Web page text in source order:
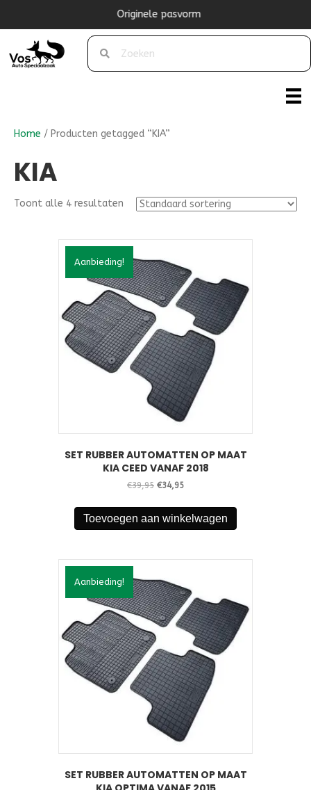
Originele pasvorm
Home / Producten getagged “KIA”
KIA
Toont alle 4 resultaten
Aanbieding!
SET RUBBER AUTOMATTEN OP MAAT
KIA CEED VANAF 2018
€39,95 Oorspronkelijke
was:
€39,95.
€34,95Huidige
is:
€34,95.
Toevoegen aan winkelwagen
Aanbieding!
SET RUBBER AUTOMATTEN OP MAAT